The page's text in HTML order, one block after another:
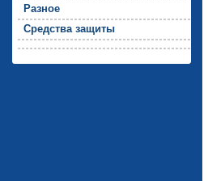
Раз­ное
Средс­тва за­щиты